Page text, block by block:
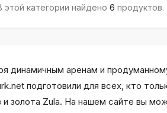
этой категории найдено 6 продуктов.
динамичным аренам и
подготовили для всех, кто
золота Zula. На нашем сайте вы